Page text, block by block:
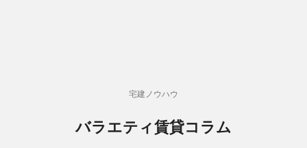
宅建ノウハウ
バラエティ賃貸コラム